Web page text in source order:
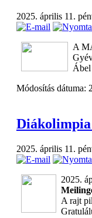
2025. április 11.
A
Módosítás dátuma:
Diákolimpia
2025. április 11.
2025.
A rajt